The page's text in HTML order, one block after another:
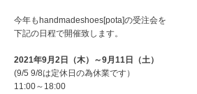
今年もhandmadeshoes[pota]の受注会を
下記の日程で開催致します。
2021年9月2日（木）～9月11日（土）
(9/5 9/8は定休日の為休業です）
11:00～18:00